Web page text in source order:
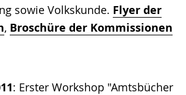
sowie Volkskunde. Flyer der
, Broschüre der Kommissionen
: Erster Workshop "Amtsbücher